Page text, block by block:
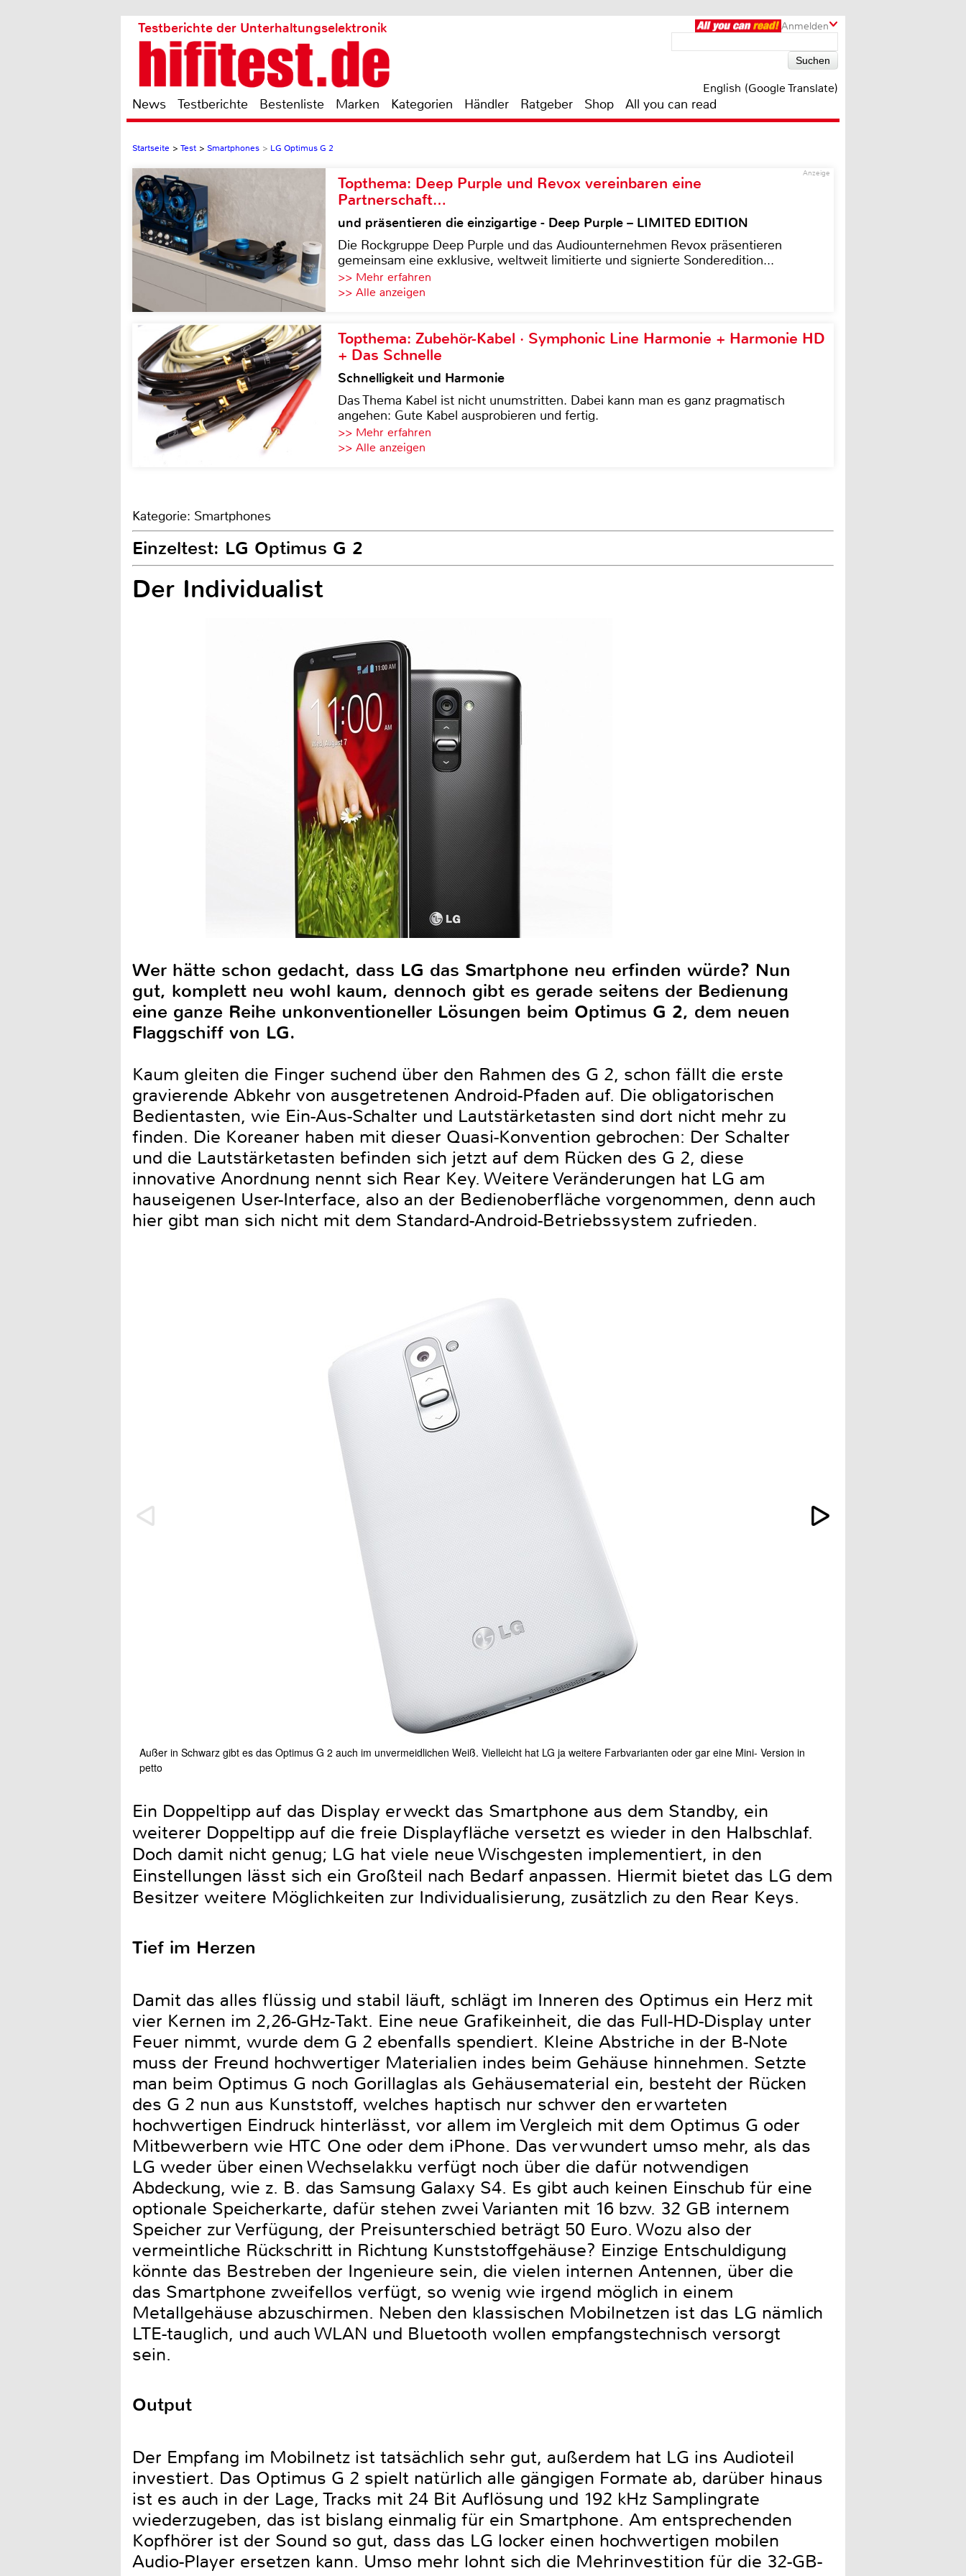
Anmelden
Testberichte der Unterhaltungselektronik
English (Google Translate)
News Testberichte Bestenliste Marken Kategorien Händler Ratgeber Shop All you can read
Startseite > Test > Smartphones > LG Optimus G 2
Anzeige
Topthema: Deep Purple und Revox vereinbaren eine
Partnerschaft…
und präsentieren die einzigartige - Deep Purple – LIMITED EDITION
Die Rockgruppe Deep Purple und das Audiounternehmen Revox präsentieren
gemeinsam eine exklusive, weltweit limitierte und signierte Sonderedition...
>> Mehr erfahren
>> Alle anzeigen
Topthema: Zubehör-Kabel · Symphonic Line Harmonie + Harmonie HD
+ Das Schnelle
Schnelligkeit und Harmonie
Das Thema Kabel ist nicht unumstritten. Dabei kann man es ganz pragmatisch
angehen: Gute Kabel ausprobieren und fertig.
>> Mehr erfahren
>> Alle anzeigen
Kategorie: Smartphones
Einzeltest: LG Optimus G 2
Der Individualist
Wer hätte schon gedacht, dass LG das Smartphone neu erfinden würde? Nun
gut, komplett neu wohl kaum, dennoch gibt es gerade seitens der Bedienung
eine ganze Reihe unkonventioneller Lösungen beim Optimus G 2, dem neuen
Flaggschiff von LG.
Kaum gleiten die Finger suchend über den Rahmen des G 2, schon fällt die erste
gravierende Abkehr von ausgetretenen Android-Pfaden auf. Die obligatorischen
Bedientasten, wie Ein-Aus-Schalter und Lautstärketasten sind dort nicht mehr zu
finden. Die Koreaner haben mit dieser Quasi-Konvention gebrochen: Der Schalter
und die Lautstärketasten befinden sich jetzt auf dem Rücken des G 2, diese
innovative Anordnung nennt sich Rear Key. Weitere Veränderungen hat LG am
hauseigenen User-Interface, also an der Bedienoberfläche vorgenommen, denn auch
hier gibt man sich nicht mit dem Standard-Android-Betriebssystem zufrieden.
Außer in Schwarz gibt es das Optimus G 2 auch im unvermeidlichen Weiß. Vielleicht hat LG ja weitere Farbvarianten oder gar eine Mini- Version in
petto
Ein Doppeltipp auf das Display erweckt das Smartphone aus dem Standby, ein
weiterer Doppeltipp auf die freie Displayfläche versetzt es wieder in den Halbschlaf.
Doch damit nicht genug; LG hat viele neue Wischgesten implementiert, in den
Einstellungen lässt sich ein Großteil nach Bedarf anpassen. Hiermit bietet das LG dem
Besitzer weitere Möglichkeiten zur Individualisierung, zusätzlich zu den Rear Keys.
Tief im Herzen
Damit das alles flüssig und stabil läuft, schlägt im Inneren des Optimus ein Herz mit
vier Kernen im 2,26-GHz-Takt. Eine neue Grafikeinheit, die das Full-HD-Display unter
Feuer nimmt, wurde dem G 2 ebenfalls spendiert. Kleine Abstriche in der B-Note
muss der Freund hochwertiger Materialien indes beim Gehäuse hinnehmen. Setzte
man beim Optimus G noch Gorillaglas als Gehäusematerial ein, besteht der Rücken
des G 2 nun aus Kunststoff, welches haptisch nur schwer den erwarteten
hochwertigen Eindruck hinterlässt, vor allem im Vergleich mit dem Optimus G oder
Mitbewerbern wie HTC One oder dem iPhone. Das verwundert umso mehr, als das
LG weder über einen Wechselakku verfügt noch über die dafür notwendigen
Abdeckung, wie z. B. das Samsung Galaxy S4. Es gibt auch keinen Einschub für eine
optionale Speicherkarte, dafür stehen zwei Varianten mit 16 bzw. 32 GB internem
Speicher zur Verfügung, der Preisunterschied beträgt 50 Euro. Wozu also der
vermeintliche Rückschritt in Richtung Kunststoffgehäuse? Einzige Entschuldigung
könnte das Bestreben der Ingenieure sein, die vielen internen Antennen, über die
das Smartphone zweifellos verfügt, so wenig wie irgend möglich in einem
Metallgehäuse abzuschirmen. Neben den klassischen Mobilnetzen ist das LG nämlich
LTE-tauglich, und auch WLAN und Bluetooth wollen empfangstechnisch versorgt
sein.
Output
Der Empfang im Mobilnetz ist tatsächlich sehr gut, außerdem hat LG ins Audioteil
investiert. Das Optimus G 2 spielt natürlich alle gängigen Formate ab, darüber hinaus
ist es auch in der Lage, Tracks mit 24 Bit Auflösung und 192 kHz Samplingrate
wiederzugeben, das ist bislang einmalig für ein Smartphone. Am entsprechenden
Kopfhörer ist der Sound so gut, dass das LG locker einen hochwertigen mobilen
Audio-Player ersetzen kann. Umso mehr lohnt sich die Mehrinvestition für die 32-GB-